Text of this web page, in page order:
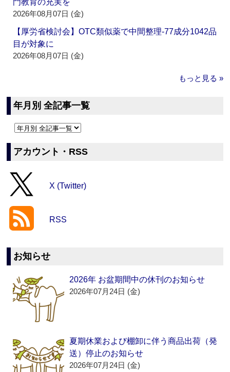
門教育の充実を
2026年08月07日 (金)
【厚労省検討会】OTC類似薬で中間整理‐77成分1042品
目が対象に
2026年08月07日 (金)
もっと見る »
年月別 全記事一覧
アカウント・RSS
X (Twitter)
RSS
お知らせ
2026年 お盆期間中の休刊のお知らせ
2026年07月24日 (金)
夏期休業および棚卸に伴う商品出荷（発
送）停止のお知らせ
2026年07月24日 (金)